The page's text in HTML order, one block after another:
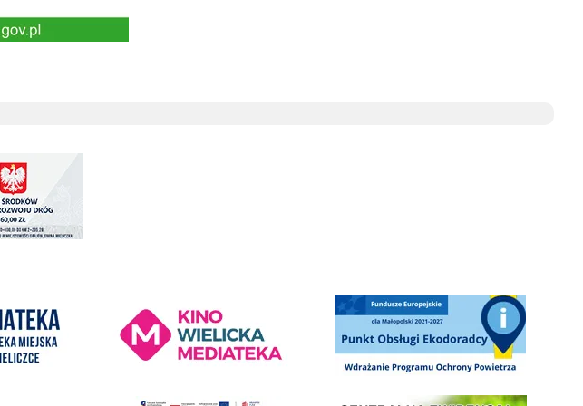
Punkt Obsługi Ekodoradcy Wieliczka
Realizacja Programu Czyste Powietrze w Gminie WieliczkaCentrala Ewidencja Emisyjności Budynków - złóż